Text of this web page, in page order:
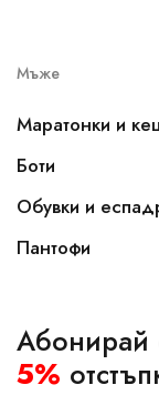
Мъже
Маратонки и
Боти
Обувки и
Пантофи
Абонирай
5%